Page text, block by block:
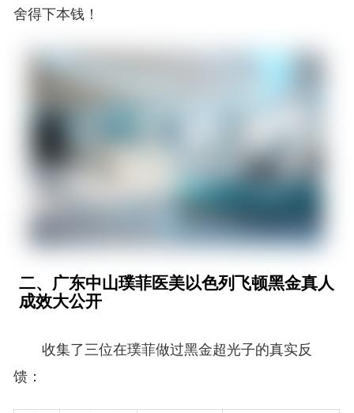
舍得下本钱！
二、广东中山璞菲医美以色列飞顿黑金真人
成效大公开
收集了三位在璞菲做过黑金超光子的真实反
馈：